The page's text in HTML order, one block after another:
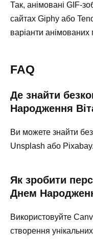
Так, анімовані GIF-
сайтах Giphy або
варіанти
FAQ
Де знайти
Народження
Ви можете знайти
Unsplash або Pixabay.
Як зробити
Днем
Використовуйте
створення